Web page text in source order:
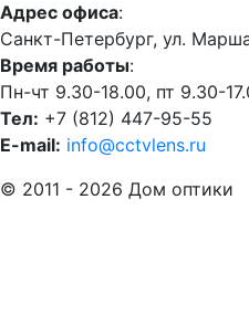
Адрес офиса:
Санкт-Петербург, ул.
Время работы:
Пн-чт 9.30-18.00, пт 9.30-
Тел: +7 (812) 447-95-55
E-mail: info@cctvlens.ru
© 2011 - 2026 Дом оптики